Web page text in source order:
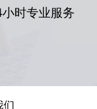
时专业服务
们